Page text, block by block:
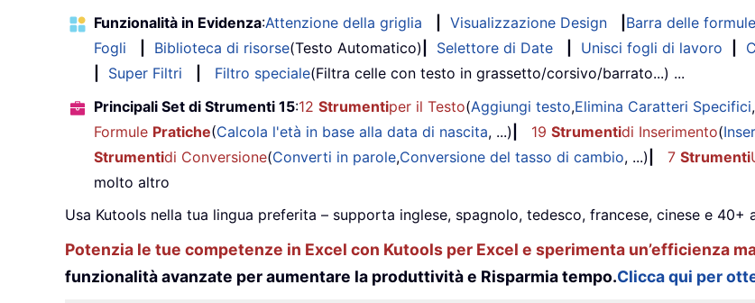
Funzionalità in Evidenza:Attenzione della griglia Visualizzazione Design Barra delle
Fogli
Biblioteca di risorse(Testo Automatico) Selettore di Date Unisci fogli di lavoro
Super Filtri Filtro speciale(Filtra celle con testo in grassetto/corsivo/barrato...) ...
Principali Set di Strumenti 15:12 Strumentiper il Testo(Aggiungi testo,Elimina Caratteri Specifici
Formule Pratiche(Calcola l'età in base alla data di nascita, ...) 19 Strumentidi Inserimento(
Strumentidi Conversione(Converti in parole,Conversione del tasso di cambio, ...) 7 Strumenti
molto altro
Usa Kutools nella tua lingua preferita – supporta inglese, spagnolo, tedesco, francese, cinese e 40+
Potenzia le tue competenze in Excel con Kutools per Excel e sperimenta un’efficienza
funzionalità avanzate per aumentare la produttività e Risparmia tempo.Clicca qui per